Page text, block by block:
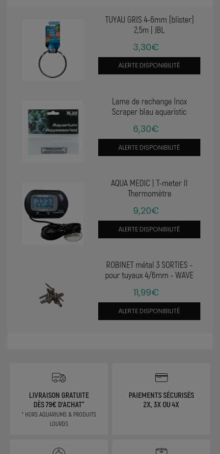
TUYAU GRIS 4-6mm (blister)
2,5m | JBL
3,30€
ALERTE DISPONIBILITÉ
Lame de rechange Inox
Scraper blau aquaristic
6,30€
ALERTE DISPONIBILITÉ
AQUA MEDIC | T-meter II
Thermomètre
9,20€
ALERTE DISPONIBILITÉ
ROBINET métal 3 SORTIES -
pour tuyaux 4/6mm - WAVE
11,99€
ALERTE DISPONIBILITÉ
LIVRAISON GRATUITE
DÈS 79€ D'ACHAT*
* HORS AQUARIUMS & PRODUITS
LOURDS
PAIEMENTS SÉCURISÉS
2X, 3X OU 4X